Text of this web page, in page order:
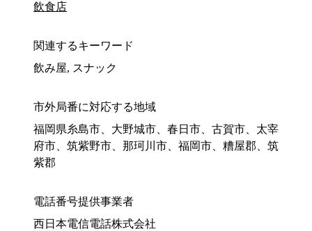
飲食店
関連するキーワード
飲み屋, スナック
市外局番に対応する地域
福岡県糸島市、大野城市、春日市、古賀市、太宰
府市、筑紫野市、那珂川市、福岡市、糟屋郡、筑
紫郡
電話番号提供事業者
西日本電信電話株式会社